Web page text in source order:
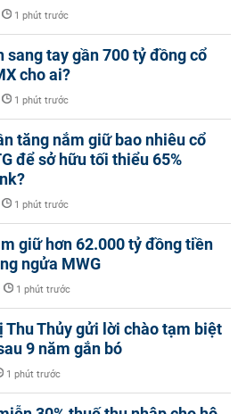
1 phút trước
sang tay gần 700 tỷ đồng cổ
cho ai?
1 phút trước
tăng nắm giữ bao nhiêu cổ
để sở hữu tối thiểu 65%
1 phút trước
giữ hơn 62.000 tỷ đồng tiền
ngửa MWG
1 phút trước
Thu Thủy gửi lời chào tạm biệt
9 năm gắn bó
1 phút trước